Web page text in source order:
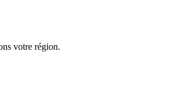
votre région.